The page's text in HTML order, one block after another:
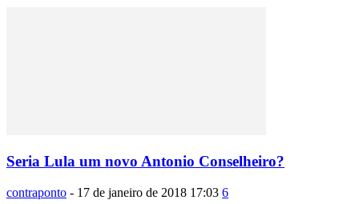
Seria Lula um novo Antonio Conselheiro?
contraponto - 17 de janeiro de 2018 17:03 6